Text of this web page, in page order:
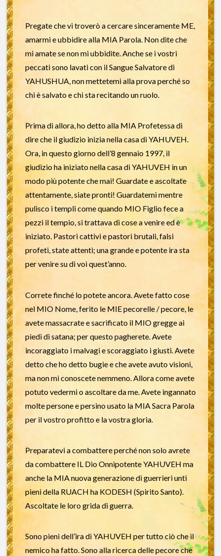
Pregate che vi troverò a cercare sinceramente ME,
amarmi e ubbidire alla MIA Parola. Non dite che
mi amate se non mi ubbidite. Anche se i vostri
peccati sono lavati con il Sangue Salvatore di
YAHUSHUA, non mettetemi alla prova perché so
chi è salvato e chi sta recitando un ruolo.
Prima di allora, ho detto alla MIA Profetessa di
dire che il giudizio inizia nella casa di YAHUVEH.
Ora, in questo giorno dell’8 gennaio 1997, il
giudizio ha iniziato nella casa di YAHUVEH in un
modo più potente che mai! Guardate e ascoltate
attentamente, siate pronti! Guardatemi mentre
pulisco i templi come quando MIO Figlio fece a
pezzi il tempio, si trattava di cose a venire ed è
iniziato. Pastori cattivi e pastori brutali, falsi
profeti, state attenti; una grande e potente ira sta
per venire su di voi quest’anno.
Correte finché lo potete ancora. Avete fatto cose
nel MIO Nome, ferito le MIE pecorelle / pecore, le
avete massacrate e sacrificato il MIO gregge ai
piedi di satana; per questo pagherete. Avete
incoraggiato i malvagi e scoraggiato i giusti. Avete
detto che ho detto bugie e che avete avuto visioni,
ma non mi conoscete nemmeno. Allora come avete
potuto vedermi o ascoltare da me. Avete ingannato
molte persone e persino usato la MIA Sacra Parola
per il vostro profitto e la vostra gloria.
Preparatevi a combattere perché non solo avrete
da combattere IL Dio Onnipotente YAHUVEH ma
anche la MIA nuova generazione di guerrieri unti
pieni della RUACH ha KODESH (Spirito Santo).
Ascoltate le loro grida di guerra.
Sono pieni dell’ira di YAHUVEH per tutto ciò che il
nemico ha fatto. Sono alla ricerca delle pecore che